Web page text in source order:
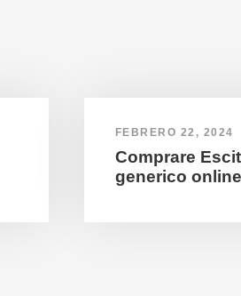
FEBRERO 22, 2024
Comprare
generico online